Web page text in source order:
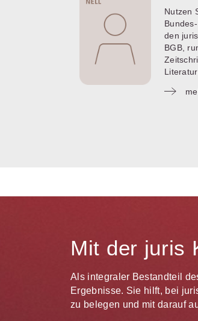
Nutzen
den
BGB,
Mit der juris
Als integraler Bestandteil
Ergebnisse. Sie hilft, bei
zu belegen und mit darauf